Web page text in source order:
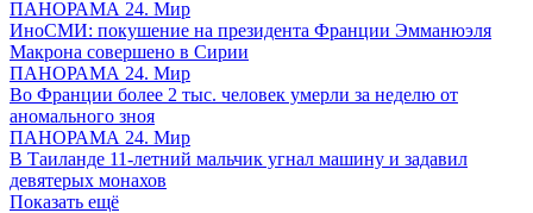
ПАНОРАМА 24. Мир
ИноСМИ: покушение на президента Франции Эмманюэля
Макрона совершено в Сирии
ПАНОРАМА 24. Мир
Во Франции более 2 тыс. человек умерли за неделю от
аномального зноя
ПАНОРАМА 24. Мир
В Таиланде 11-летний мальчик угнал машину и задавил
девятерых монахов
Показать ещё